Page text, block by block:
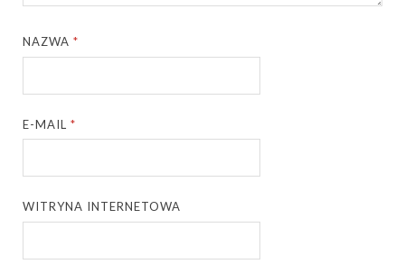
NAZWA*
E-MAIL*
WITRYNA INTERNETOWA